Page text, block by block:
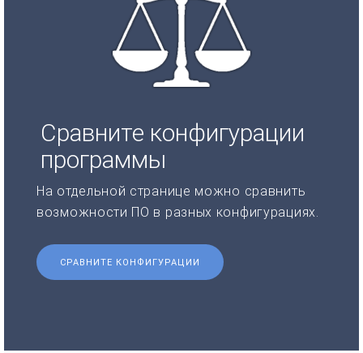
Сравните конфигурации
программы
На отдельной странице можно сравнить
возможности ПО в разных конфигурациях.
СРАВНИТЕ КОНФИГУРАЦИИ